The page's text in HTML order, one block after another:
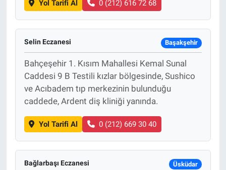
Yol Tarifi Al 0 (212) 616 72 68
Selin Eczanesi Başakşehir
Bahçeşehir 1. Kısım Mahallesi Kemal Sunal
Caddesi 9 B Testili kızlar bölgesinde, Sushico
ve Acıbadem tıp merkezinin bulunduğu
caddede, Ardent diş kliniği yanında.
Yol Tarifi Al 0 (212) 669 30 40
Bağlarbaşı Eczanesi Üsküdar